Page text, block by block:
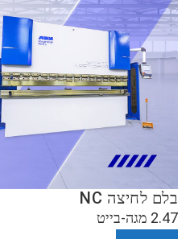
בלם לחיצה NC
2.47 מגה-בייט